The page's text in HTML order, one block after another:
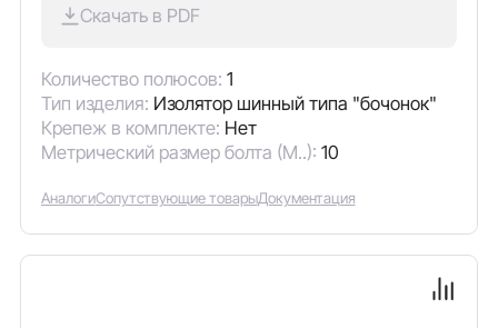
Скачать в PDF
Количество полюсов: 1
Тип изделия: Изолятор шинный типа "бочонок"
Крепеж в комплекте: Нет
Метрический размер болта (М..): 10
АналогиСопутствующие товарыДокументация